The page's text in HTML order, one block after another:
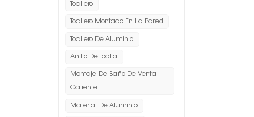
Toallero
Toallero Montado En La Pared
Toallero De Aluminio
Anillo De Toalla
Montaje De Baño De Venta
Caliente
Material De Aluminio